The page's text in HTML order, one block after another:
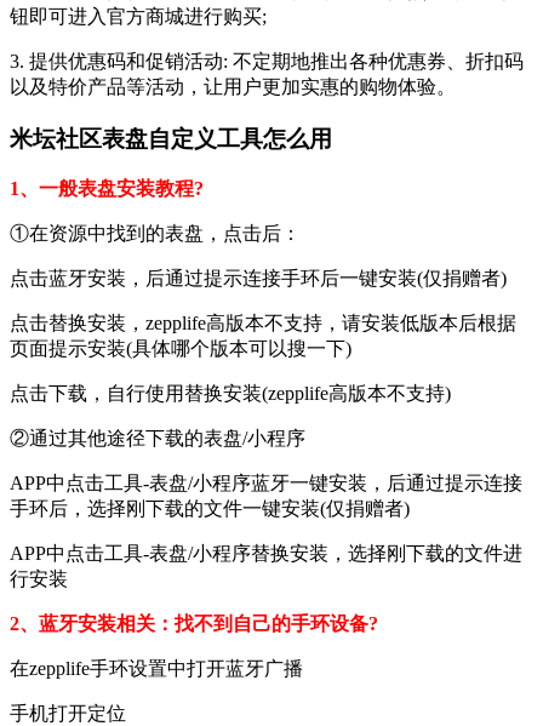
钮即可进入官方商城进行购买;
3. 提供优惠码和促销活动: 不定期地推出各种优惠券、折扣码
以及特价产品等活动，让用户更加实惠的购物体验。
米坛社区表盘自定义工具怎么用
1、一般表盘安装教程?
①在资源中找到的表盘，点击后：
点击蓝牙安装，后通过提示连接手环后一键安装(仅捐赠者)
点击替换安装，zepplife高版本不支持，请安装低版本后根据
页面提示安装(具体哪个版本可以搜一下)
点击下载，自行使用替换安装(zepplife高版本不支持)
②通过其他途径下载的表盘/小程序
APP中点击工具-表盘/小程序蓝牙一键安装，后通过提示连接
手环后，选择刚下载的文件一键安装(仅捐赠者)
APP中点击工具-表盘/小程序替换安装，选择刚下载的文件进
行安装
2、蓝牙安装相关：找不到自己的手环设备?
在zepplife手环设置中打开蓝牙广播
手机打开定位